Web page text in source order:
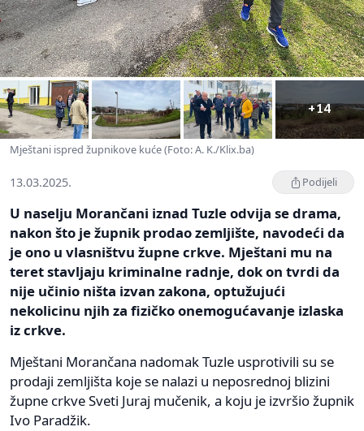
+14
Mještani ispred župnikove kuće (Foto: A. K./Klix.ba)
13.03.2025. Podijeli
U naselju Morančani iznad Tuzle odvija se drama,
nakon što je župnik prodao zemljište, navodeći da
je ono u vlasništvu župne crkve. Mještani mu na
teret stavljaju kriminalne radnje, dok on tvrdi da
nije učinio ništa izvan zakona, optužujući
nekolicinu njih za fizičko onemogućavanje izlaska
iz crkve.
Mještani Morančana nadomak Tuzle usprotivili su se
prodaji zemljišta koje se nalazi u neposrednoj blizini
župne crkve Sveti Juraj mučenik, a koju je izvršio župnik
Ivo Paradžik.